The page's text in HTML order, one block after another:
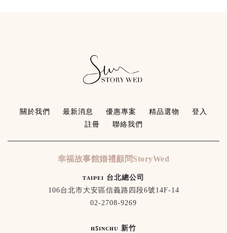
關於我們 最新消息 優惠專案 精品選物
登入
註冊
聯絡我們
幸福故事館婚禮顧問StoryWed
ᴛᴀɪᴘᴇɪ 台北總公司
106台北市大安區信義路四段6號14F-14
02-2708-9269
ʜꜱɪɴᴄʜᴜ 新竹